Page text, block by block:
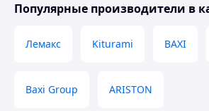
Популярные производители в
Лемакс Kiturami BAXI
Baxi Group ARISTON